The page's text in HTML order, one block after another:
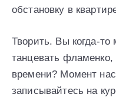
обстановку в
Творить. Вы когда-то
танцевать фламенко,
времени? Момент
записывайтесь на